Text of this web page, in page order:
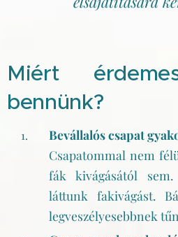
Miért
bennünk?
Bevállalós csapat
Csapatommal nem
fák kivágásától
láttunk fakivágást.
legveszélyesebbnek